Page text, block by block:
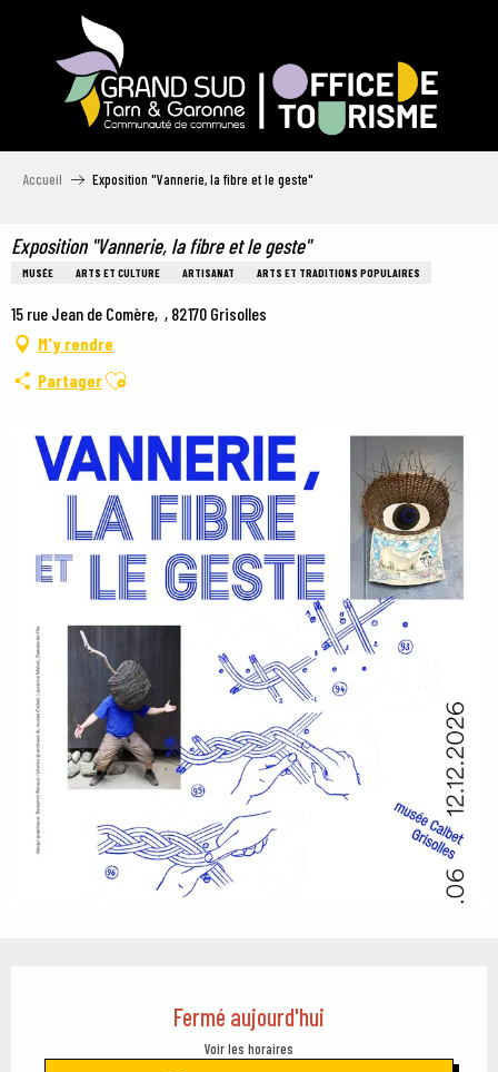
Accueil Exposition "Vannerie, la fibre et le geste"
Exposition "Vannerie, la fibre et le geste"
MUSÉE ARTS ET CULTURE ARTISANAT ARTS ET TRADITIONS POPULAIRES
15 rue Jean de Comère, , 82170 Grisolles
M'y rendre
PartagerAjouter aux favoris
Fermé aujourd'hui
Voir les horaires